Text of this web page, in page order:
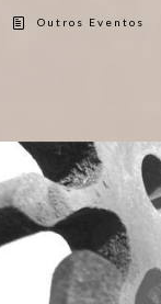
Outros Eventos